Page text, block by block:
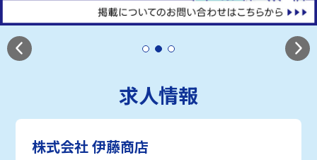
求人情報
株式会社 伊藤商店